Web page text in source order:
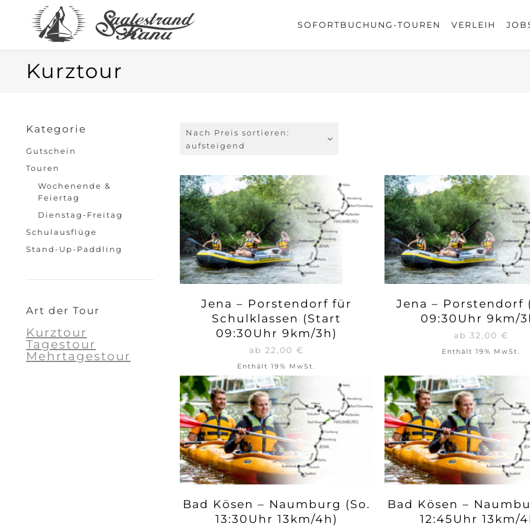
SOFORTBUCHUNG-TOUREN VERLEIH
Kurztour
Nach Preis sortieren:
aufsteigend
Jena – Porstendorf für
Schulklassen (Start
09:30Uhr 9km/3h)
ab 22,00 €
Enthält 19% MwSt.
Jena – Porstendorf
09:30Uhr 9km/
ab 32,00 €
Enthält 19% MwSt.
Bad Kösen – Naumburg (So.
13:30Uhr 13km/4h)
Bad Kösen –
12:45Uhr 13km/
Kategorie
Gutschein
Touren
Wochenende &
Feiertag
Dienstag-Freitag
Schulausflüge
Stand-Up-Paddling
Art der Tour
Kurztour
Mehrtagestour
Tagestour